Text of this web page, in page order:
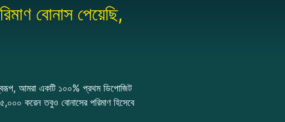
বোনাস পেয়েছি,
আমরা একটি ১০০% প্রথম ডিপোজিট
করেন তবুও বোনাসের পরিমাণ হিসেবে